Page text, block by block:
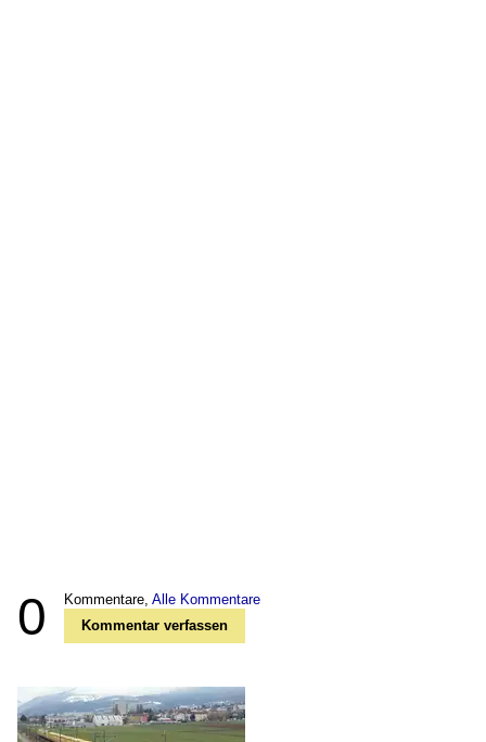
0 Kommentare, Alle Kommentare
Kommentar verfassen